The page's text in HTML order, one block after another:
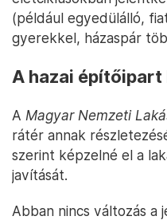
(például egyedülálló,
gyerekkel, házaspár
A hazai
A Magyar Nemzeti
rátér annak
szerint képzelné el a
javítását.
Abban nincs változás a